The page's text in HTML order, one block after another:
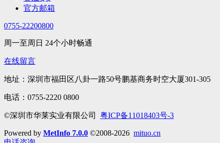
官方邮箱
0755-22200800
周一至周日 24个小时畅通
在线留言
地址：深圳市福田区八卦一路50号鹏基商务时空大厦301-305
电话：0755-2220 0800
©深圳市华莱实业有限公司 粤ICP备11018403号-3
Powered by MetInfo 7.0.0 ©2008-2026 mituo.cn